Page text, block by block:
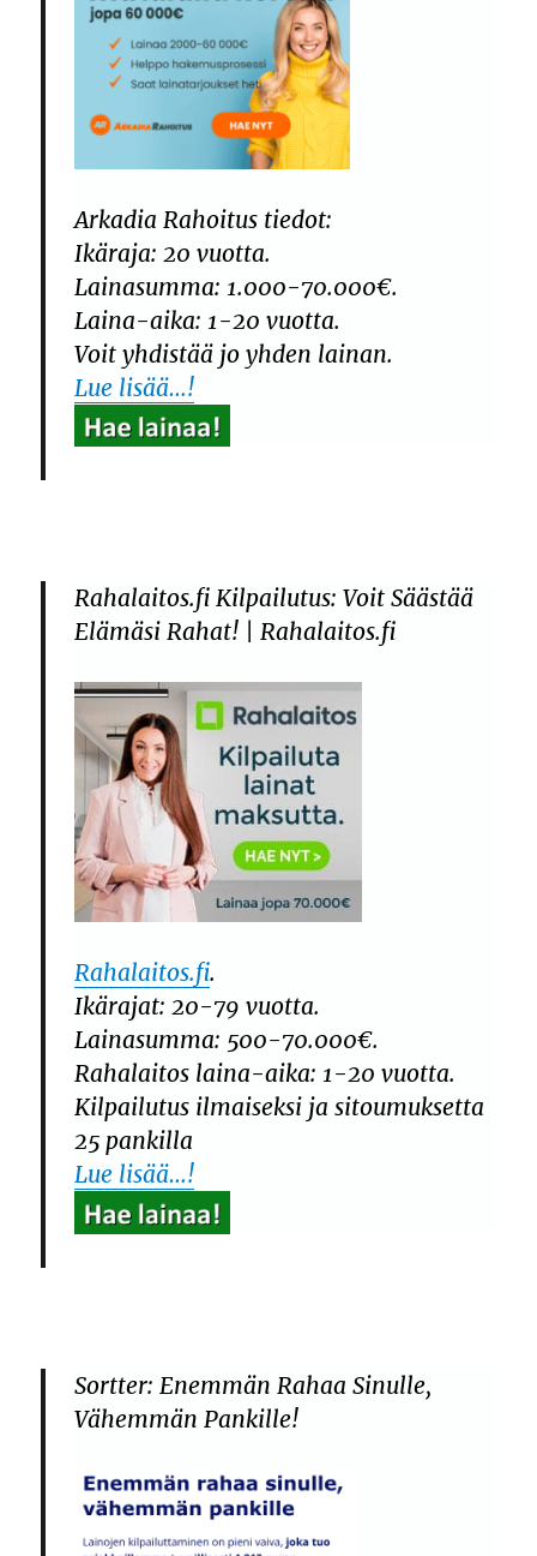
Arkadia Rahoitus tiedot:
Ikäraja: 20 vuotta.
Lainasumma: 1.000-70.000€.
Laina-aika: 1-20 vuotta.
Voit yhdistää jo yhden lainan.
Lue lisää…!
Rahalaitos.fi Kilpailutus: Voit Säästää
Elämäsi Rahat! | Rahalaitos.fi
Rahalaitos.fi.
Ikärajat: 20-79 vuotta.
Lainasumma: 500-70.000€.
Rahalaitos laina-aika: 1-20 vuotta.
Kilpailutus ilmaiseksi ja sitoumuksetta
25 pankilla
Lue lisää…!
Sortter: Enemmän Rahaa Sinulle,
Vähemmän Pankille!